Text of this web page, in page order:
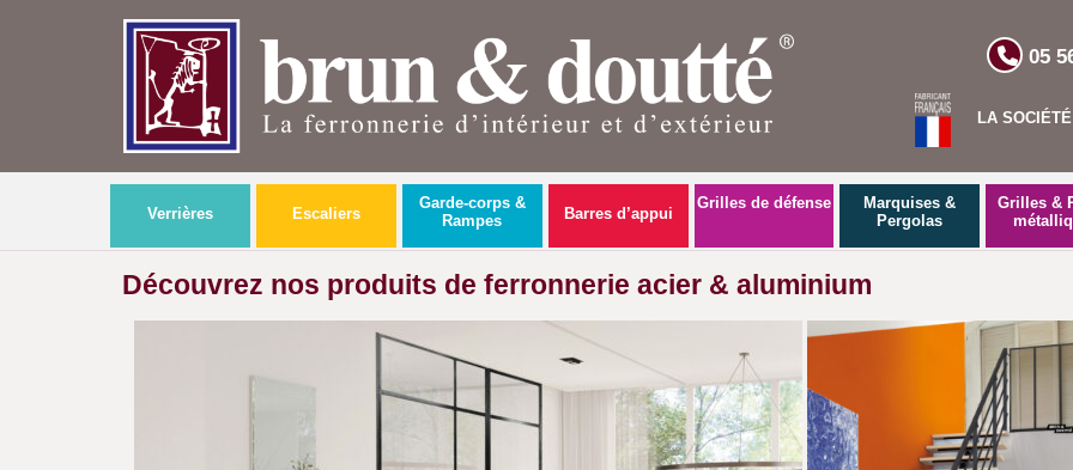
05
LA SOCIÉTÉ
Verrières Escaliers
Garde-corps &
Rampes
Barres d’appui
Grilles de défense
Marquises &
Pergolas
Grilles &
Découvrez nos produits de ferronnerie acier & aluminium